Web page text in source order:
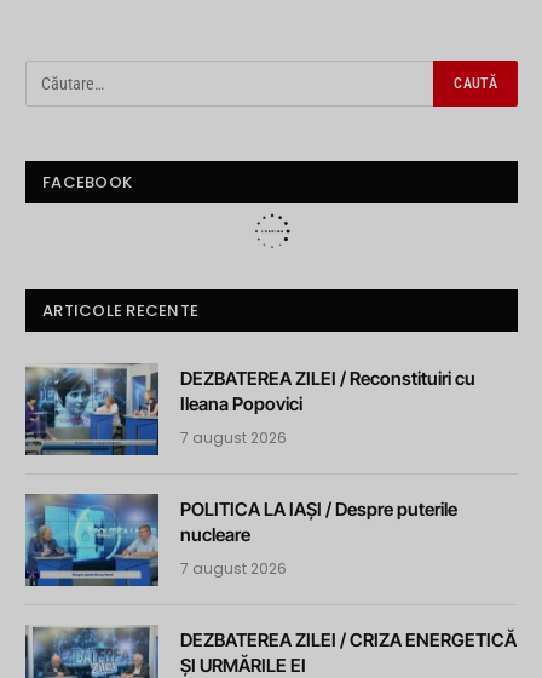
FACEBOOK
ARTICOLE RECENTE
DEZBATEREA ZILEI / Reconstituiri cu
Ileana Popovici
7 august 2026
POLITICA LA IAȘI / Despre puterile
nucleare
7 august 2026
DEZBATEREA ZILEI / CRIZA ENERGETICĂ
ȘI URMĂRILE EI